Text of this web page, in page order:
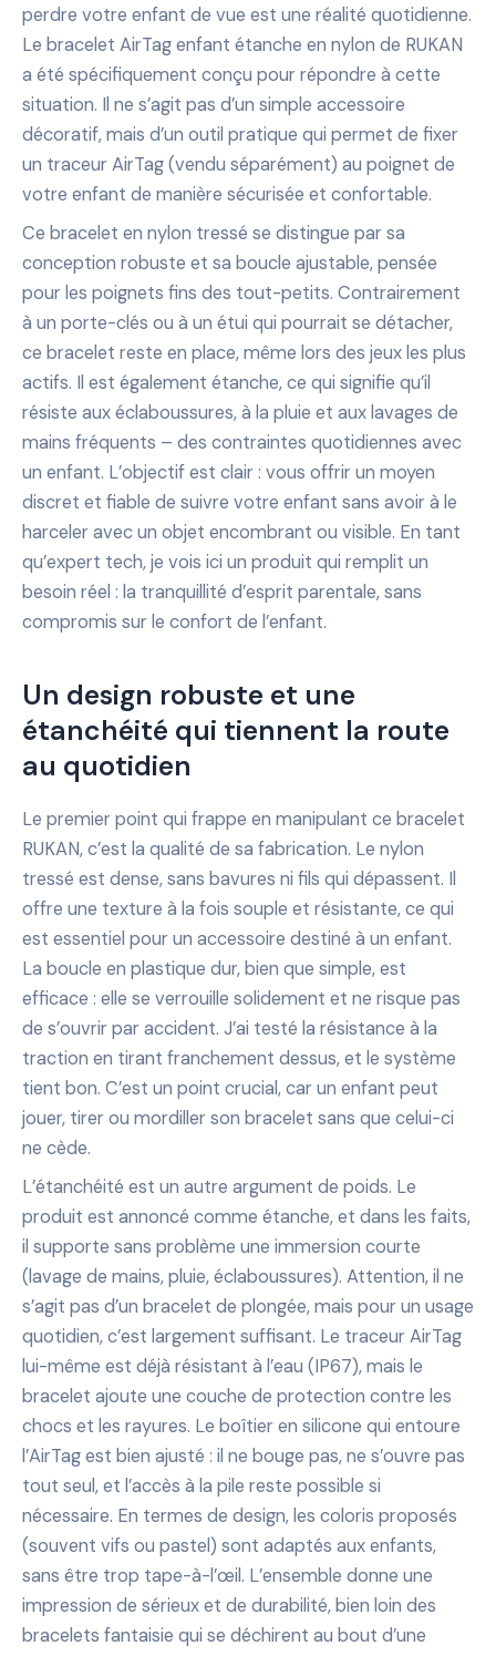
perdre votre enfant de vue est une réalité quotidienne.
Le bracelet AirTag enfant étanche en nylon de RUKAN
a été spécifiquement conçu pour répondre à cette
situation. Il ne s’agit pas d’un simple accessoire
décoratif, mais d’un outil pratique qui permet de fixer
un traceur AirTag (vendu séparément) au poignet de
votre enfant de manière sécurisée et confortable.
Ce bracelet en nylon tressé se distingue par sa
conception robuste et sa boucle ajustable, pensée
pour les poignets fins des tout-petits. Contrairement
à un porte-clés ou à un étui qui pourrait se détacher,
ce bracelet reste en place, même lors des jeux les plus
actifs. Il est également étanche, ce qui signifie qu’il
résiste aux éclaboussures, à la pluie et aux lavages de
mains fréquents – des contraintes quotidiennes avec
un enfant. L’objectif est clair : vous offrir un moyen
discret et fiable de suivre votre enfant sans avoir à le
harceler avec un objet encombrant ou visible. En tant
qu’expert tech, je vois ici un produit qui remplit un
besoin réel : la tranquillité d’esprit parentale, sans
compromis sur le confort de l’enfant.
Un design robuste et une
étanchéité qui tiennent la route
au quotidien
Le premier point qui frappe en manipulant ce bracelet
RUKAN, c’est la qualité de sa fabrication. Le nylon
tressé est dense, sans bavures ni fils qui dépassent. Il
offre une texture à la fois souple et résistante, ce qui
est essentiel pour un accessoire destiné à un enfant.
La boucle en plastique dur, bien que simple, est
efficace : elle se verrouille solidement et ne risque pas
de s’ouvrir par accident. J’ai testé la résistance à la
traction en tirant franchement dessus, et le système
tient bon. C’est un point crucial, car un enfant peut
jouer, tirer ou mordiller son bracelet sans que celui-ci
ne cède.
L’étanchéité est un autre argument de poids. Le
produit est annoncé comme étanche, et dans les faits,
il supporte sans problème une immersion courte
(lavage de mains, pluie, éclaboussures). Attention, il ne
s’agit pas d’un bracelet de plongée, mais pour un usage
quotidien, c’est largement suffisant. Le traceur AirTag
lui-même est déjà résistant à l’eau (IP67), mais le
bracelet ajoute une couche de protection contre les
chocs et les rayures. Le boîtier en silicone qui entoure
l’AirTag est bien ajusté : il ne bouge pas, ne s’ouvre pas
tout seul, et l’accès à la pile reste possible si
nécessaire. En termes de design, les coloris proposés
(souvent vifs ou pastel) sont adaptés aux enfants,
sans être trop tape-à-l’œil. L’ensemble donne une
impression de sérieux et de durabilité, bien loin des
bracelets fantaisie qui se déchirent au bout d’une